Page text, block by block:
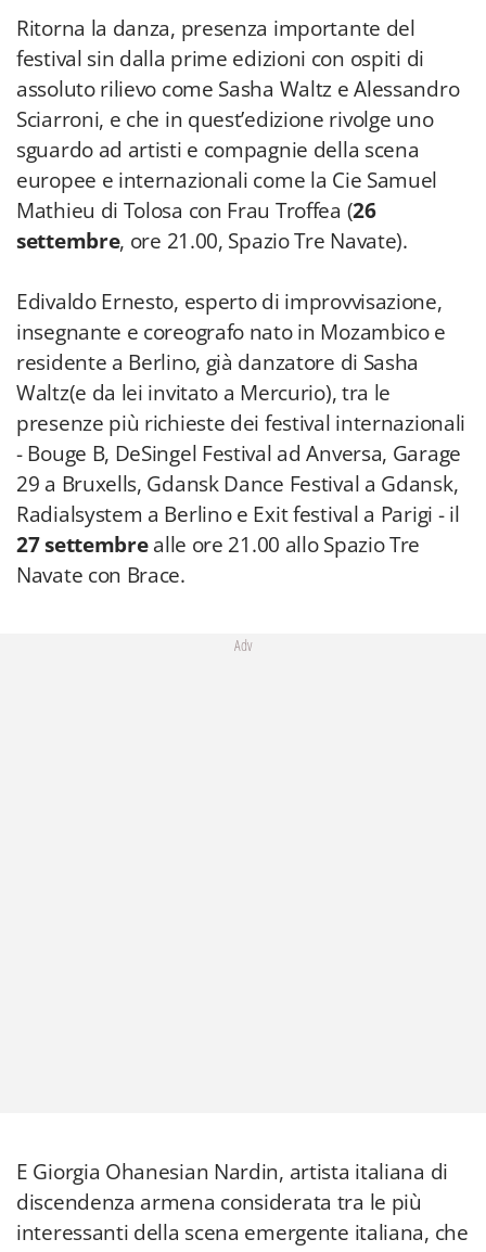
Ritorna la danza, presenza importante del
festival sin dalla prime edizioni con ospiti di
assoluto rilievo come Sasha Waltz e Alessandro
Sciarroni, e che in quest’edizione rivolge uno
sguardo ad artisti e compagnie della scena
europee e internazionali come la Cie Samuel
Mathieu di Tolosa con Frau Troffea (26
settembre, ore 21.00, Spazio Tre Navate).
Edivaldo Ernesto, esperto di improvvisazione,
insegnante e coreografo nato in Mozambico e
residente a Berlino, già danzatore di Sasha
Waltz(e da lei invitato a Mercurio), tra le
presenze più richieste dei festival internazionali
- Bouge B, DeSingel Festival ad Anversa, Garage
29 a Bruxells, Gdansk Dance Festival a Gdansk,
Radialsystem a Berlino e Exit festival a Parigi - il
27 settembrealle ore 21.00 allo Spazio Tre
Navate con Brace.
Adv
E Giorgia Ohanesian Nardin, artista italiana di
discendenza armena considerata tra le più
interessanti della scena emergente italiana, che